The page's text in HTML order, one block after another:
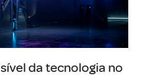
da tecnologia no